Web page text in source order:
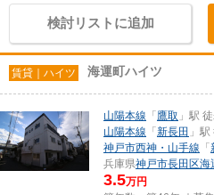
検討リストに追加
賃貸｜ハイツ 海運町ハイツ
山陽本線 「 鷹取 」駅
山陽本線 「 新長田 」
神戸市西神・山手線 「
兵庫県神戸市長田区海
3.5万円